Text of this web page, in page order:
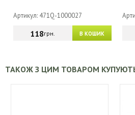
Артикул: 471Q-1000027
В КОШИК
118грн.
ТАКОЖ З ЦИМ ТОВАРОМ